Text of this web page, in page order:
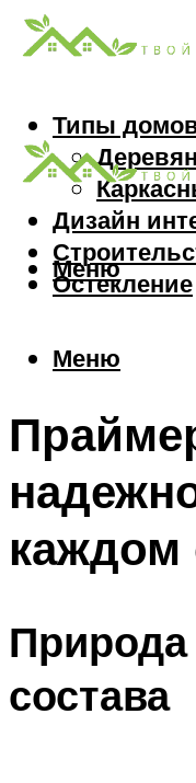
Типы
Дизайн
Остекление
Меню
Меню
каждом
состава